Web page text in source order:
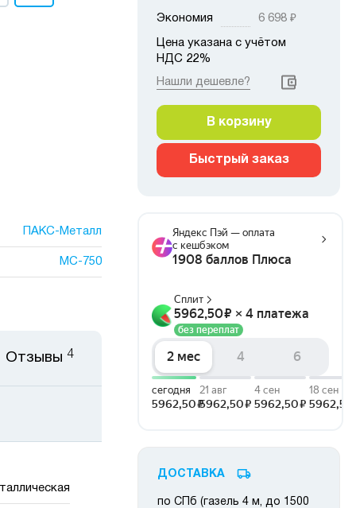
ПАКС-Металл
МС-750
Отзывы 4
Экономия 6 698 ₽
Цена указана с учётом
НДС 22%
Нашли дешевле?
В корзину
Быстрый заказ
ДОСТАВКА
по СПб (газель 4 м, до 1500